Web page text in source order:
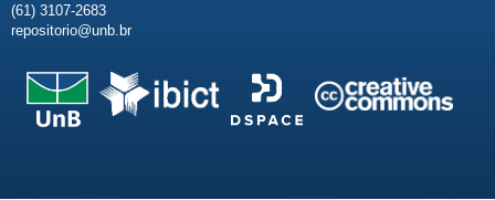
(61) 3107-2683
repositorio@unb.br